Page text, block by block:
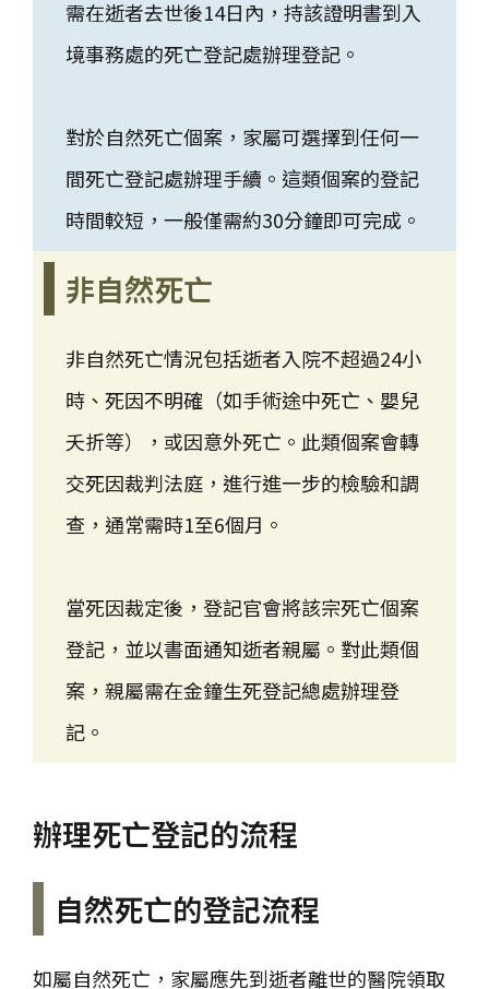
需在逝者去世後14日內，持該證明書到入
境事務處的死亡登記處辦理登記。
對於自然死亡個案，家屬可選擇到任何一
間死亡登記處辦理手續。這類個案的登記
時間較短，一般僅需約30分鐘即可完成。
非自然死亡
非自然死亡情況包括逝者入院不超過24小
時、死因不明確（如手術途中死亡、嬰兒
夭折等），或因意外死亡。此類個案會轉
交死因裁判法庭，進行進一步的檢驗和調
查，通常需時1至6個月。
當死因裁定後，登記官會將該宗死亡個案
登記，並以書面通知逝者親屬。對此類個
案，親屬需在金鐘生死登記總處辦理登
記。
辦理死亡登記的流程
自然死亡的登記流程
如屬自然死亡，家屬應先到逝者離世的醫院領取